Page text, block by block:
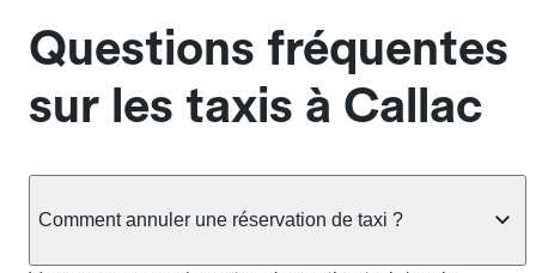
Questions fréquentes
sur les taxis à Callac
Comment annuler une réservation de taxi ?